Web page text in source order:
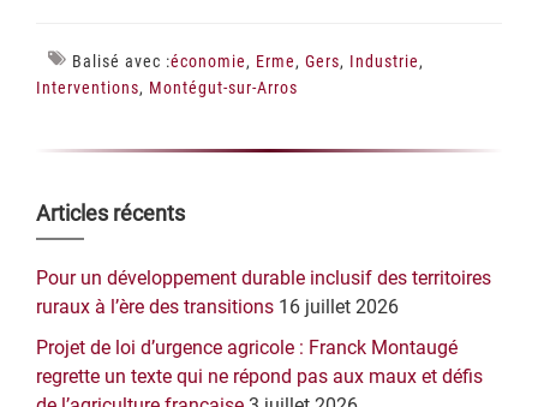
Balisé avec :économie, Erme, Gers, Industrie,
Interventions, Montégut-sur-Arros
Barre
latérale
principale
Articles récents
Pour un développement durable inclusif des territoires
ruraux à l’ère des transitions 16 juillet 2026
Projet de loi d’urgence agricole : Franck Montaugé
regrette un texte qui ne répond pas aux maux et défis